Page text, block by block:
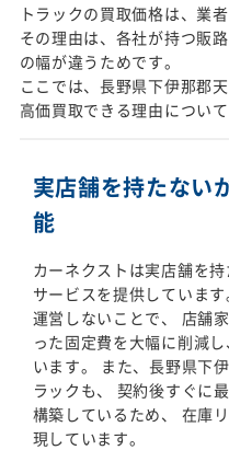
トラックの買取価格は、業
その理由は、各社が持つ販
の幅が違うためです。
ここでは、長野県下伊那郡
高価買取できる理由について
実店舗を持たない
能
カーネクストは実店舗を
サービスを提供していま
運営しないことで、 店舗
った固定費を大幅に削減
います。 また、長野県下
ラックも、 契約後すぐに
構築しているため、 在庫
現しています。